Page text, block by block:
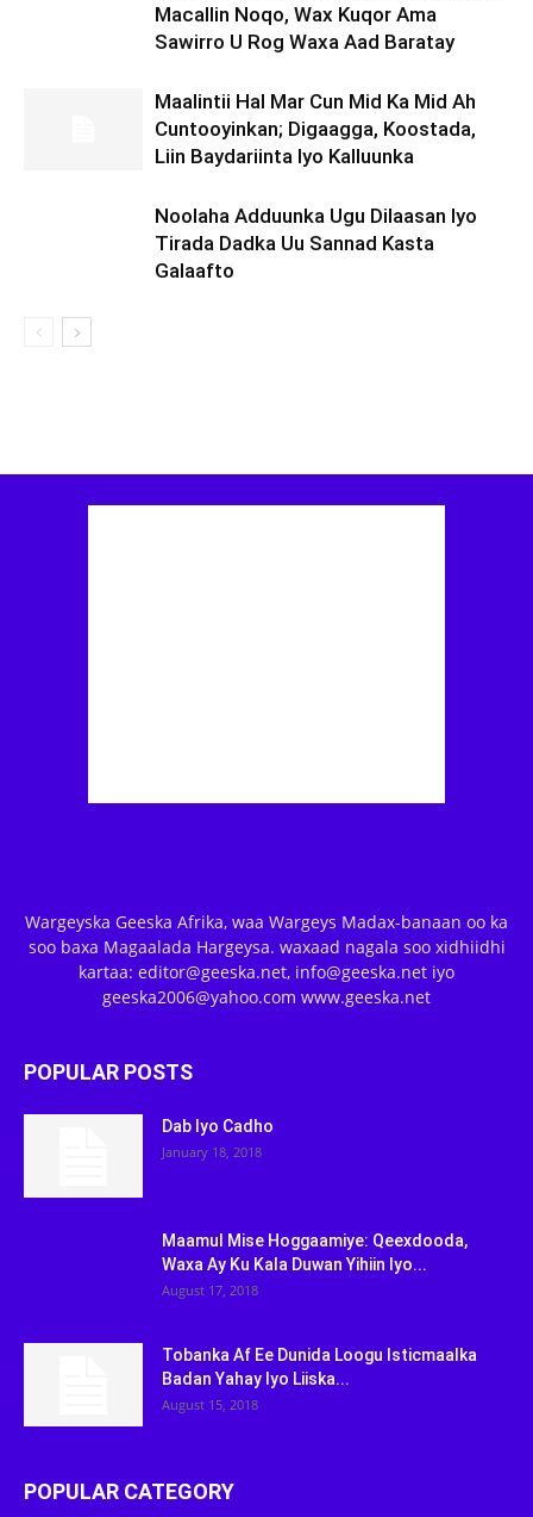
Macallin Noqo, Wax Kuqor Ama
Sawirro U Rog Waxa Aad Baratay
Maalintii Hal Mar Cun Mid Ka Mid Ah
Cuntooyinkan; Digaagga, Koostada,
Liin Baydariinta Iyo Kalluunka
Noolaha Adduunka Ugu Dilaasan Iyo
Tirada Dadka Uu Sannad Kasta
Galaafto
Wargeyska Geeska Afrika, waa Wargeys Madax-banaan oo ka
soo baxa Magaalada Hargeysa. waxaad nagala soo xidhiidhi
kartaa: editor@geeska.net, info@geeska.net iyo
geeska2006@yahoo.com www.geeska.net
POPULAR POSTS
Dab Iyo Cadho
January 18, 2018
Maamul Mise Hoggaamiye: Qeexdooda,
Waxa Ay Ku Kala Duwan Yihiin Iyo...
August 17, 2018
Tobanka Af Ee Dunida Loogu Isticmaalka
Badan Yahay Iyo Liiska...
August 15, 2018
POPULAR CATEGORY